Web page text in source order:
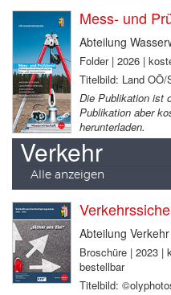
Mess- und
Abteilung
Folder | 2026 |
Titelbild: Land OÖ/
Die Publikation ist
Publikation aber
herunterladen.
Verkehr
Alle anzeigen
Abteilung Verkehr
Broschüre | 2023 |
bestellbar
Titelbild: